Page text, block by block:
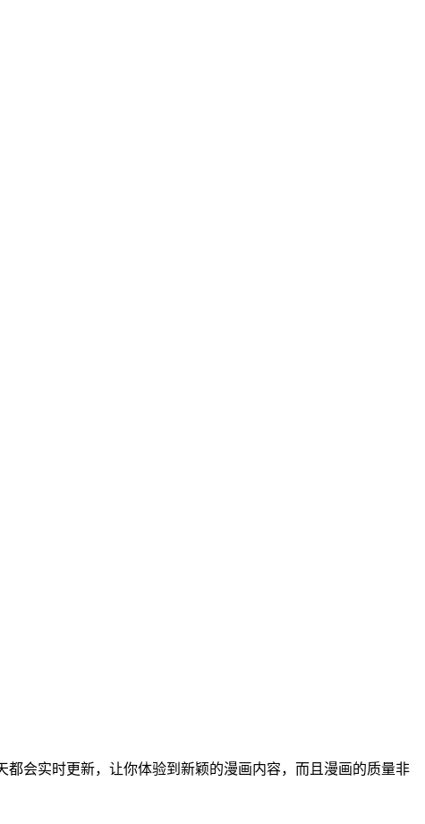
都会实时更新，让你体验到新颖的漫画内容，而且漫画的质量非